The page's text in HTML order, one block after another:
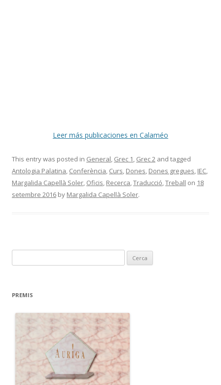
Leer más publicaciones en Calaméo
This entry was posted in General, Grec 1, Grec 2 and tagged
Antologia Palatina, Conferència, Curs, Dones, Dones gregues, IEC,
Margalida Capellà Soler, Oficis, Recerca,Traducció,Treball on 18
setembre 2016 by Margalida Capellà Soler.
e
c
PREMIS